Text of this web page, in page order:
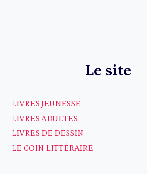
Le site
LIVRES JEUNESSE
LIVRES ADULTES
LIVRES DE DESSIN
LE COIN LITTÉRAIRE